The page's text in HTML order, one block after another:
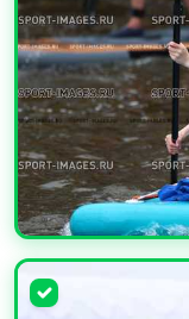
УВЕЛИЧИТЬ